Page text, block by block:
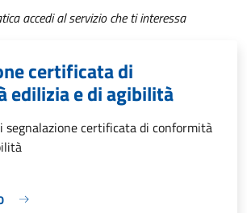
accedi al servizio che ti interessa
certificata di
edilizia e di agibilità
segnalazione certificata di conformità